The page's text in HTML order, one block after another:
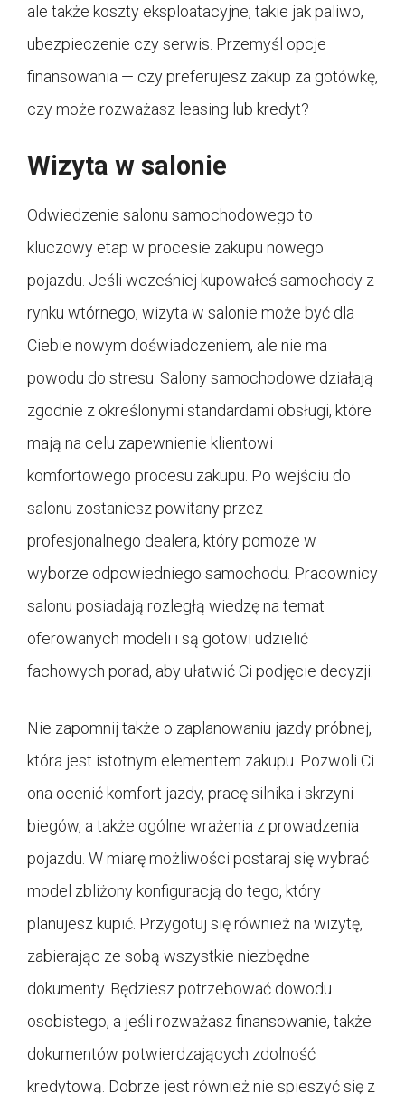
ale także koszty eksploatacyjne, takie jak paliwo,
ubezpieczenie czy serwis. Przemyśl opcje
finansowania — czy preferujesz zakup za gotówkę,
czy może rozważasz leasing lub kredyt?
Wizyta w salonie
Odwiedzenie salonu samochodowego to
kluczowy etap w procesie zakupu nowego
pojazdu. Jeśli wcześniej kupowałeś samochody z
rynku wtórnego, wizyta w salonie może być dla
Ciebie nowym doświadczeniem, ale nie ma
powodu do stresu. Salony samochodowe działają
zgodnie z określonymi standardami obsługi, które
mają na celu zapewnienie klientowi
komfortowego procesu zakupu. Po wejściu do
salonu zostaniesz powitany przez
profesjonalnego dealera, który pomoże w
wyborze odpowiedniego samochodu. Pracownicy
salonu posiadają rozległą wiedzę na temat
oferowanych modeli i są gotowi udzielić
fachowych porad, aby ułatwić Ci podjęcie decyzji.
Nie zapomnij także o zaplanowaniu jazdy próbnej,
która jest istotnym elementem zakupu. Pozwoli Ci
ona ocenić komfort jazdy, pracę silnika i skrzyni
biegów, a także ogólne wrażenia z prowadzenia
pojazdu. W miarę możliwości postaraj się wybrać
model zbliżony konfiguracją do tego, który
planujesz kupić. Przygotuj się również na wizytę,
zabierając ze sobą wszystkie niezbędne
dokumenty. Będziesz potrzebować dowodu
osobistego, a jeśli rozważasz finansowanie, także
dokumentów potwierdzających zdolność
kredytową. Dobrze jest również nie spieszyć się z